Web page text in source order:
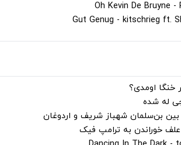
خنگا اومدی؟
له شده
بن‌سلمان شهباز شریف و اردوغان
علف خوراندن به ترامپ فیک